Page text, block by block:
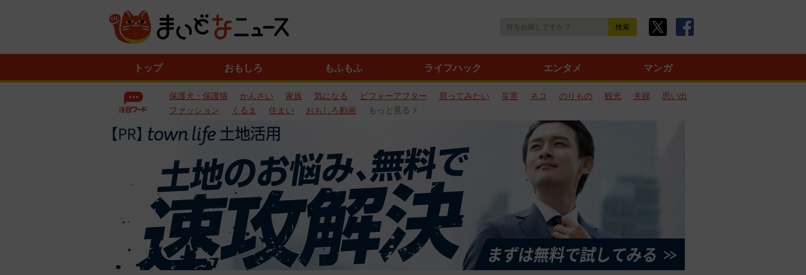
トップ おもしろ もふもふ ライフハック エンタメ マンガ
保護犬・保護猫 かんさい 家族 気になる ビフォーアフター 買ってみたい 災害 ネコ のりもの 観光 夫婦
思い出
ファッション
くるま 住まい おもしろ動画 もっと見る